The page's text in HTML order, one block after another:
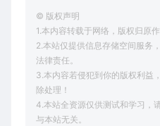
© 版权声明
1.本内容转载于网络，版权归原作
2.本站仅提供信息存储空间服务
法律责任。
3.本内容若侵犯到你的版权利益
除处理！
4.本站全资源仅供测试和学习，
与本站无关。